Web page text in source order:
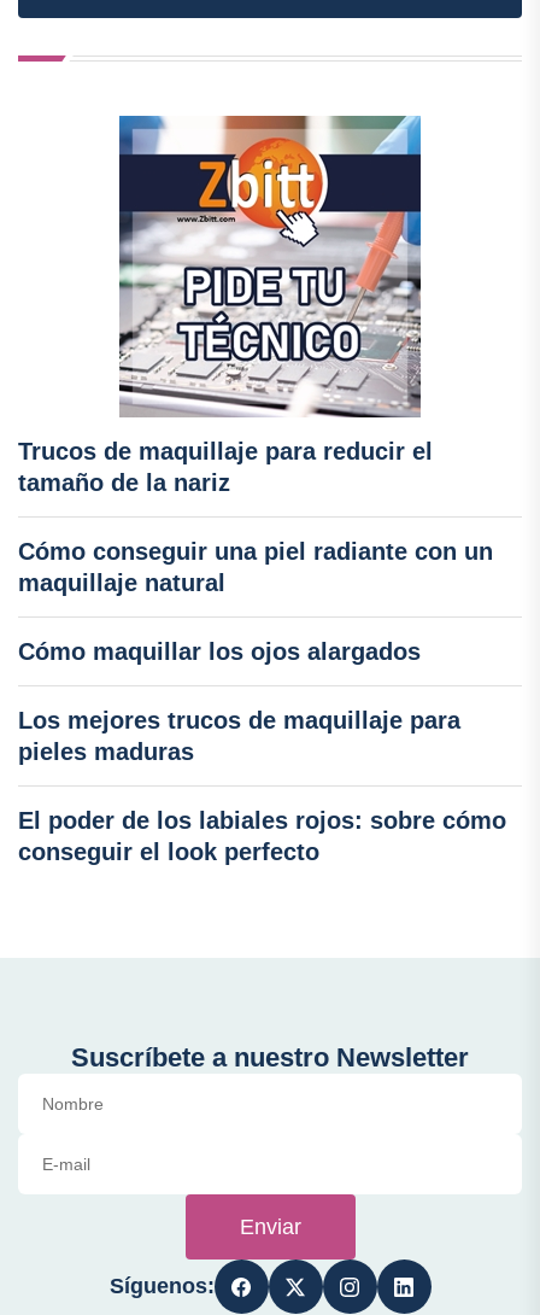
Trucos de maquillaje para reducir el
tamaño de la nariz
Cómo conseguir una piel radiante con un
maquillaje natural
Cómo maquillar los ojos alargados
Los mejores trucos de maquillaje para
pieles maduras
El poder de los labiales rojos: sobre cómo
conseguir el look perfecto
Suscríbete a nuestro Newsletter
Enviar
Síguenos: